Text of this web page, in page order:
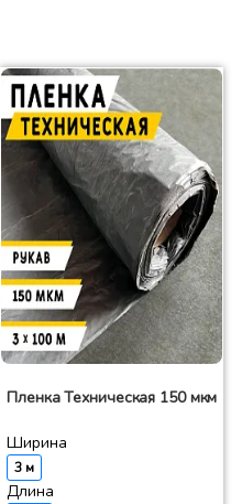
Пленка Техническая 150 мкм
Ширина
3 м
Длина